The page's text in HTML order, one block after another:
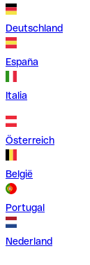
Deutschland
España
Italia
Österreich
België
Portugal
Nederland